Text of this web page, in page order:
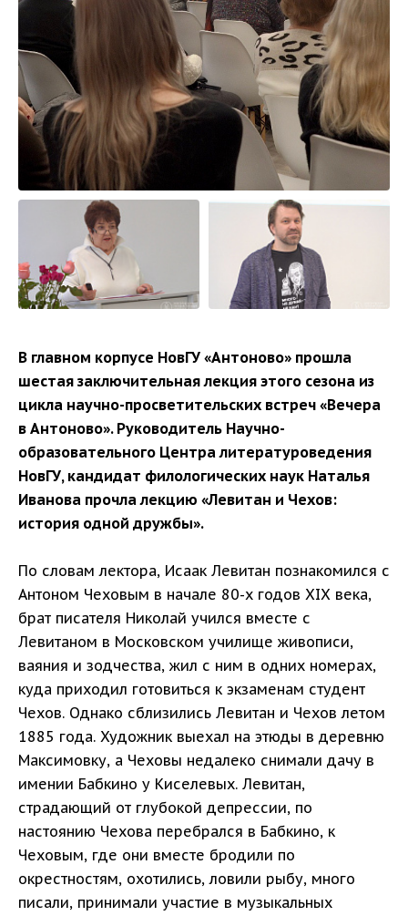
В главном корпусе НовГУ «Антоново» прошла
шестая заключительная лекция этого сезона из
цикла научно-просветительских встреч «Вечера
в Антоново». Руководитель Научно-
образовательного Центра литературоведения
НовГУ, кандидат филологических наук Наталья
Иванова прочла лекцию «Левитан и Чехов:
история одной дружбы».
По словам лектора, Исаак Левитан познакомился с
Антоном Чеховым в начале 80-х годов XIX века,
брат писателя Николай учился вместе с
Левитаном в Московском училище живописи,
ваяния и зодчества, жил с ним в одних номерах,
куда приходил готовиться к экзаменам студент
Чехов. Однако сблизились Левитан и Чехов летом
1885 года. Художник выехал на этюды в деревню
Максимовку, а Чеховы недалеко снимали дачу в
имении Бабкино у Киселевых. Левитан,
страдающий от глубокой депрессии, по
настоянию Чехова перебрался в Бабкино, к
Чеховым, где они вместе бродили по
окрестностям, охотились, ловили рыбу, много
писали, принимали участие в музыкальных